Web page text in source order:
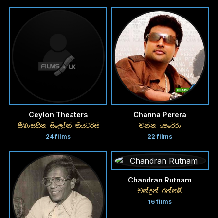
Ceylon Theaters
සීමාසහිත සිලෝන් තියටර්ස්
24 films
Channa Perera
චන්න පෙරේරා
22 films
Chandran Rutnam
චන්ද්‍රන් රත්නම්
16 films